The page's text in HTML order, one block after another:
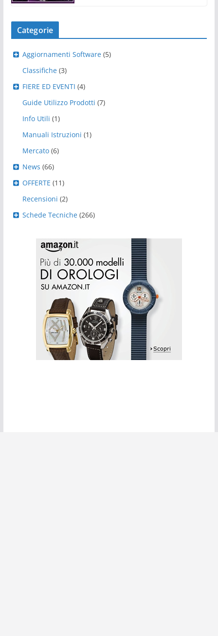
Categorie
Aggiornamenti Software (5)
Classifiche (3)
FIERE ED EVENTI (4)
Guide Utilizzo Prodotti (7)
Info Utili (1)
Manuali Istruzioni (1)
Mercato (6)
News (66)
OFFERTE (11)
Recensioni (2)
Schede Tecniche (266)